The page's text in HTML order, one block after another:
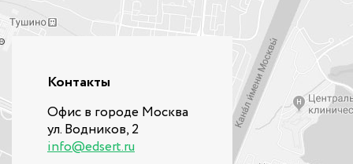
Контакты
Офис в городе Москва
ул. Водников, 2
info@edsert.ru